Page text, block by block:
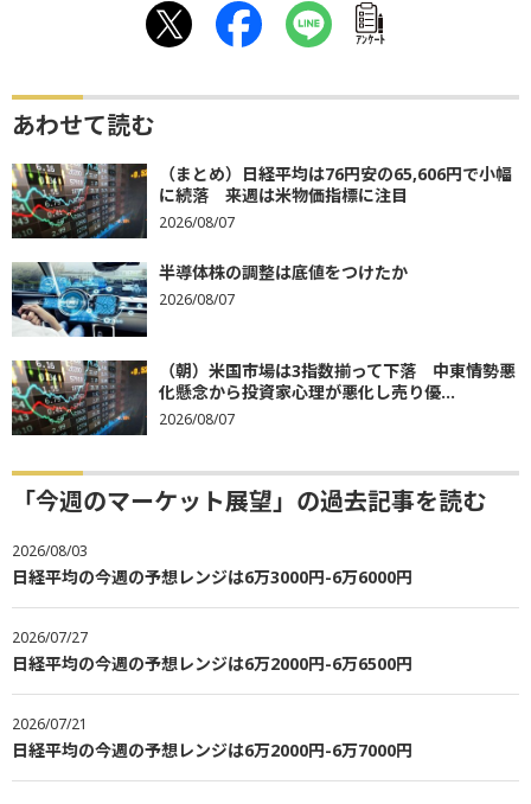
ｱﾝｹｰﾄ
あわせて読む
（まとめ）日経平均は76円安の65,606円で小幅
に続落 来週は米物価指標に注目
2026/08/07
半導体株の調整は底値をつけたか
2026/08/07
（朝）米国市場は3指数揃って下落 中東情勢悪
化懸念から投資家心理が悪化し売り優...
2026/08/07
「今週のマーケット展望」の過去記事を読む
2026/08/03
日経平均の今週の予想レンジは6万3000円-6万6000円
2026/07/27
日経平均の今週の予想レンジは6万2000円-6万6500円
2026/07/21
日経平均の今週の予想レンジは6万2000円-6万7000円